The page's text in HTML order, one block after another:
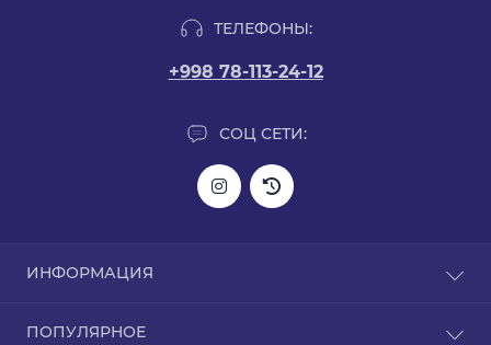
ТЕЛЕФОНЫ:
+998 78-113-24-12
СОЦ СЕТИ:
ИНФОРМАЦИЯ
ПОПУЛЯРНОЕ